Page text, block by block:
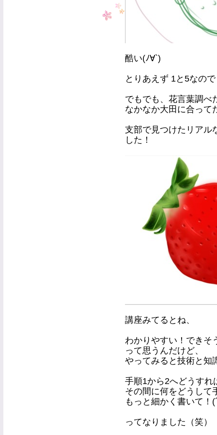
酷い(ﾉ∀`)
とりあえず 1と5なの
でもでも、花言葉調
なかなか大田に合って
支部で見つけたリアル
した！
講座みてるとね、
わかりやすい！でき
って思うんだけど、
やってみると技術と知
手順1から2へどうすれ
その間に何をどうして
もっと細かく書いて！
ってなりました（笑）